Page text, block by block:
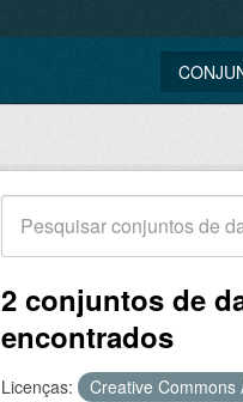
2 conjuntos de
encontrados
Licenças: Creative Commons